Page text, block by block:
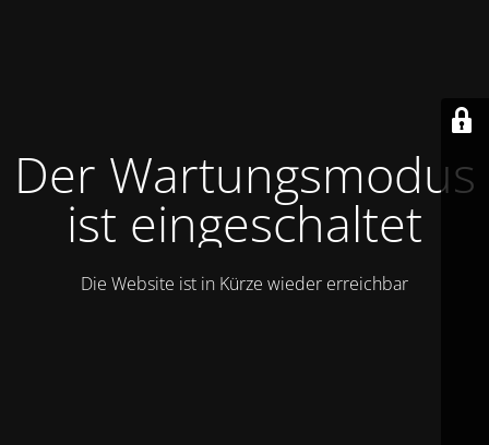
Der Wartungsmodus
ist eingeschaltet
Die Website ist in Kürze wieder erreichbar